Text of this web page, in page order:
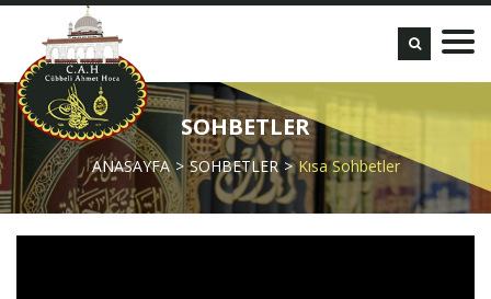
SOHBETLER
ANASAYFA SOHBETLER Kısa Sohbetler